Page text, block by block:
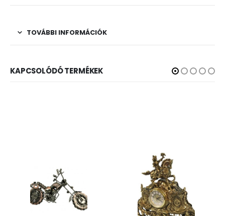
TOVÁBBI INFORMÁCIÓK
KAPCSOLÓDÓ TERMÉKEK